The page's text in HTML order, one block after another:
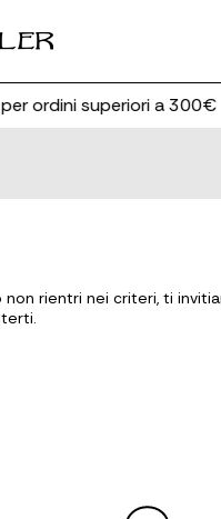
ordini superiori a 300€
rientri nei criteri, ti